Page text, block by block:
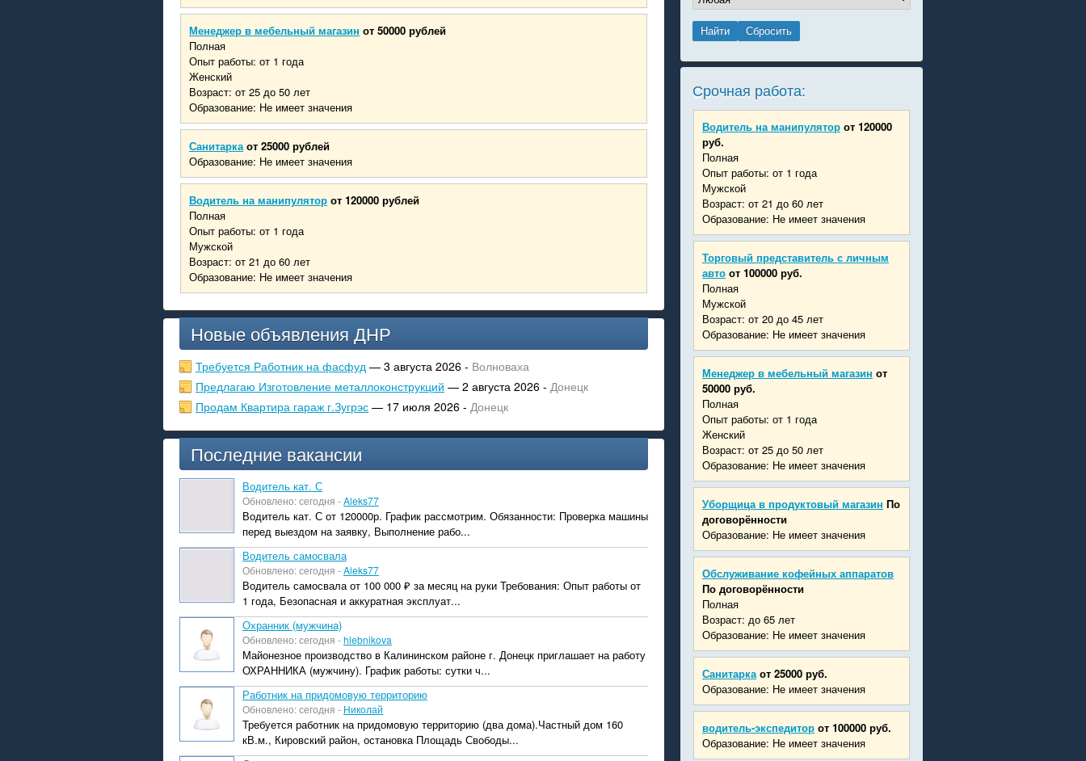
Менеджер в мебельный магазин от 50000 рублей
Полная
Опыт работы: от 1 года
Женский
Возраст: от 25 до 50 лет
Образование: Не имеет значения
Санитарка от 25000 рублей
Образование: Не имеет значения
Водитель на манипулятор от 120000 рублей
Полная
Опыт работы: от 1 года
Мужской
Возраст: от 21 до 60 лет
Образование: Не имеет значения
Новые объявления ДНР
Требуется Работник на фасфуд — 3 августа 2026 - Волноваха
Предлагаю Изготовление металлоконструкций — 2 августа 2026 - Донецк
Продам Квартира гараж г.Зугрэс — 17 июля 2026 - Донецк
Последние вакансии
Водитель кат. С
Обновлено: сегодня -Aleks77
Водитель кат. С от 120000р. График рассмотрим. Обязанности: Проверка машины
перед выездом на заявку, Выполнение рабо...
Водитель самосвала
Обновлено: сегодня -Aleks77
Водитель самосвала от 100 000 ₽ за месяц на руки Требования: Опыт работы от
1 года, Безопасная и аккуратная эксплуат...
Охранник (мужчина)
Обновлено: сегодня -hlebnikova
Майонезное производство в Калининском районе г. Донецк приглашает на работу
ОХРАННИКА (мужчину). График работы: сутки ч...
Работник на придомовую территорию
Обновлено: сегодня - Николай
Требуется работник на придомовую территорию (два дома).Частный дом 160
кВ.м., Кировский район, остановка Площадь Свободы...
Срочная работа:
Водитель на манипулятор от 120000
руб.
Полная
Опыт работы: от 1 года
Мужской
Возраст: от 21 до 60 лет
Образование: Не имеет значения
Торговый представитель с личным
авто от 100000 руб.
Полная
Мужской
Возраст: от 20 до 45 лет
Образование: Не имеет значения
Менеджер в мебельный магазин от
50000 руб.
Полная
Опыт работы: от 1 года
Женский
Возраст: от 25 до 50 лет
Образование: Не имеет значения
Уборщица в продуктовый магазин По
договорённости
Образование: Не имеет значения
Обслуживание кофейных аппаратов
По договорённости
Полная
Возраст: до 65 лет
Образование: Не имеет значения
Санитарка от 25000 руб.
Образование: Не имеет значения
водитель-экспедитор от 100000 руб.
Образование: Не имеет значения